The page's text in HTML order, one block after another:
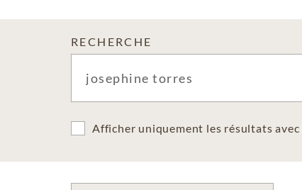
RECHERCHE
Afficher uniquement les résultats avec